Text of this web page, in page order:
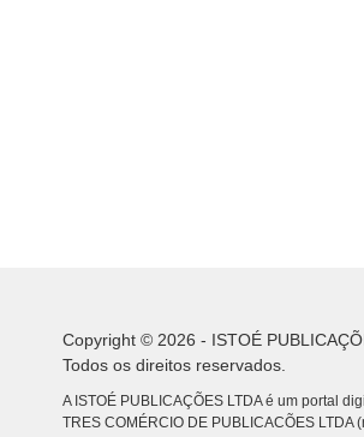
Copyright © 2026 - ISTOÉ
Todos os direitos reservados.
A ISTOÉ PUBLICAÇÕES LTDA é um portal
TRES COMÉRCIO DE PUBLICACÕES